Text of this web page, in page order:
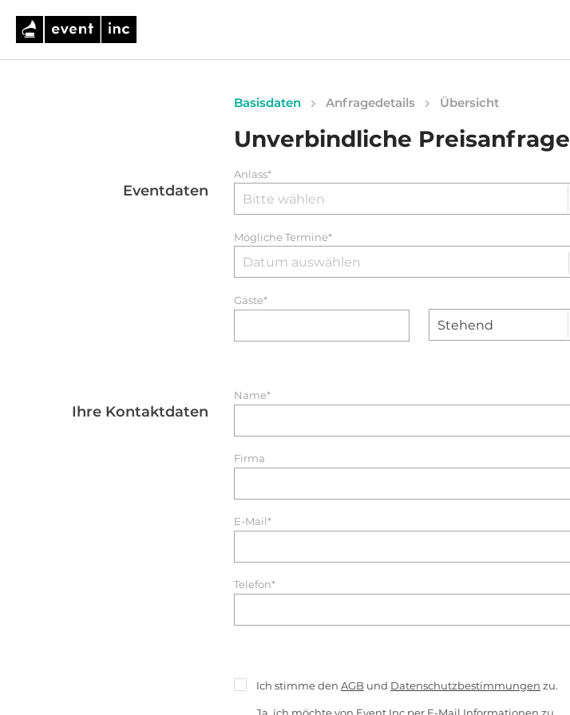
Basisdaten Anfragedetails Übersicht
Unverbindliche Preisanfrage
Eventdaten
Anlass*
Mögliche Termine*
Gäste*
Ihre Kontaktdaten
Name*
Firma
E-Mail*
Telefon*
Ich stimme den AGB und Datenschutzbestimmungen zu.